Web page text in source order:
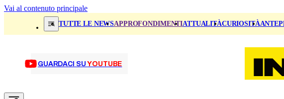
Vai al contenuto principale
TUTTE LE NEWSAPPROFONDIMENTIATTUALITÀCURIOSITÀ
GUARDACI SUYOUTUBE